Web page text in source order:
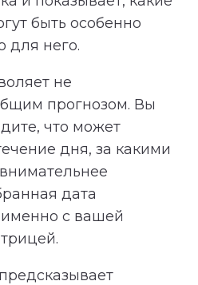
быть особенно
для него.
не
прогнозом. Вы
что может
дня, за какими
дата
с вашей